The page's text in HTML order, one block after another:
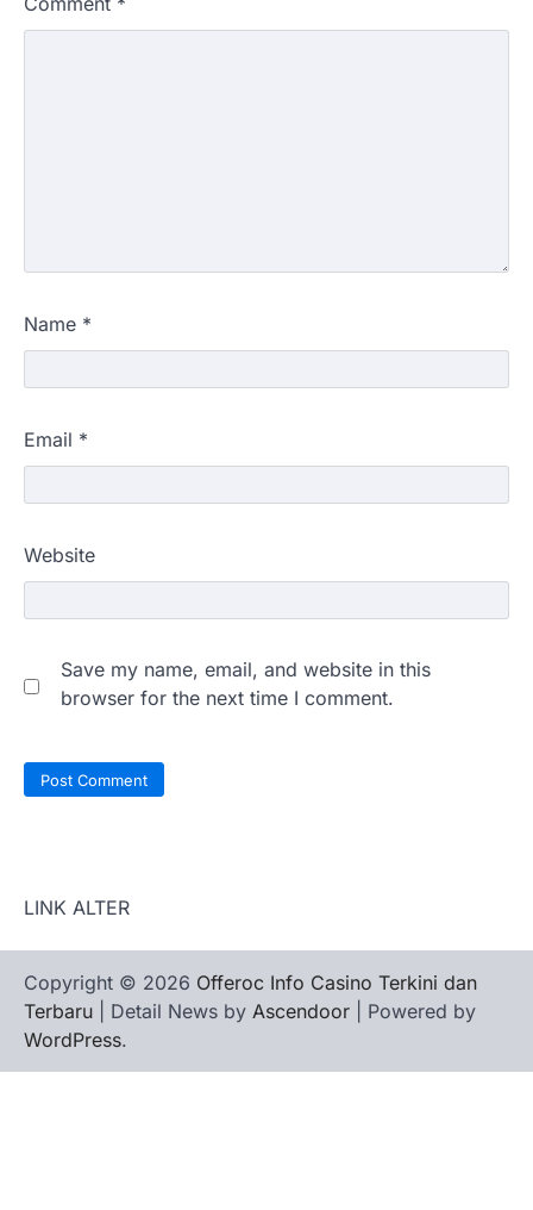
Name *
Email *
Website
Save my name, email, and website in this
browser for the next time I comment.
LINK ALTER
Copyright © 2026 Offeroc Info Casino Terkini dan
Terbaru | Detail News by Ascendoor | Powered by
WordPress.